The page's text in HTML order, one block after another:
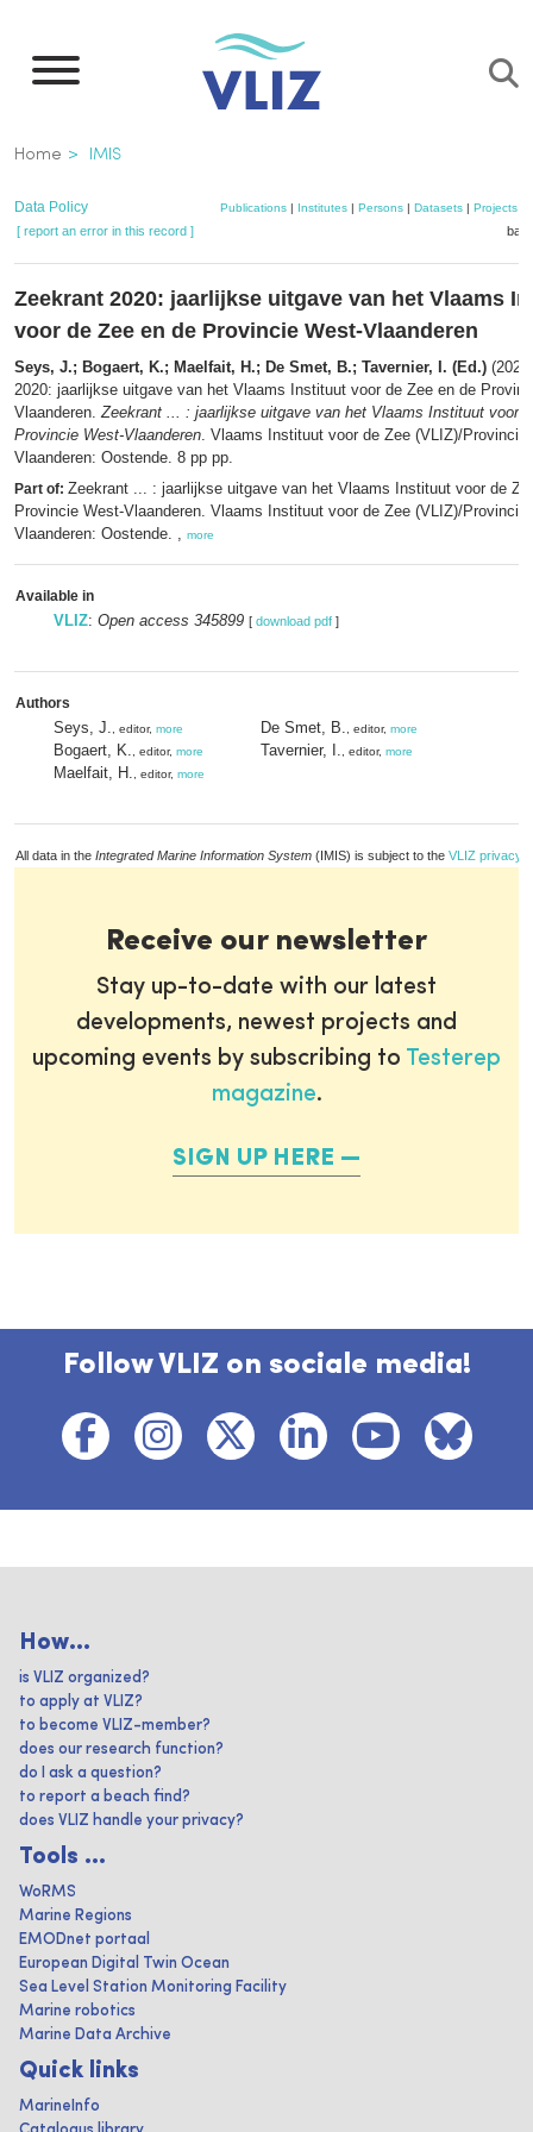
main
Breadcrumb
Home IMIS
Data Policy Publications| Institutes| Persons| Datasets| Projects|
[ report an error in this record ]
Zeekrant 2020: jaarlijkse uitgave van het Vlaams
voor de Zee en de Provincie West-Vlaanderen
Seys, J.; Bogaert, K.; Maelfait, H.; De Smet, B.; Tavernier, I. (Ed.)
2020: jaarlijkse uitgave van het Vlaams Instituut voor de Zee en de
Vlaanderen.Zeekrant ... : jaarlijkse uitgave van het Vlaams Instituut voor
Provincie West-Vlaanderen. Vlaams Instituut voor de Zee (VLIZ)/Provincie
Vlaanderen: Oostende. 8 pp pp.
Part of: Zeekrant ... : jaarlijkse uitgave van het Vlaams Instituut voor de
Provincie West-Vlaanderen. Vlaams Instituut voor de Zee (VLIZ)/Provincie
Vlaanderen: Oostende. , more
Available in
VLIZ: Open access 345899 [ download pdf ]
Authors
Seys, J. , editor, more
Bogaert, K. , editor, more
Maelfait, H. , editor, more
De Smet, B. , editor, more
Tavernier, I. , editor, more
All data in the Integrated Marine Information System (IMIS) is subject to the VLIZ privacy
Receive our newsletter
Stay up-to-date with our latest
developments, newest projects and
upcoming events by subscribing to Testerep
magazine.
SIGN UP HERE
Follow VLIZ on sociale media!
How...
is VLIZ organized?
to apply at VLIZ?
to become VLIZ-member?
does our research function?
do I ask a question?
to report a beach find?
does VLIZ handle your privacy?
Tools ...
WoRMS
Marine Regions
EMODnet portaal
European Digital Twin Ocean
Sea Level Station Monitoring Facility
Marine robotics
Marine Data Archive
Quick links
MarineInfo